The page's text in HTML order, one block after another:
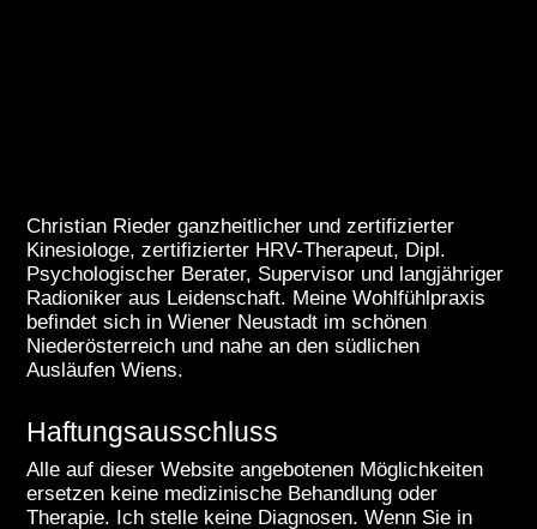
Christian Rieder ganzheitlicher und zertifizierter
Kinesiologe, zertifizierter HRV-Therapeut, Dipl.
Psychologischer Berater, Supervisor und langjähriger
Radioniker aus Leidenschaft. Meine Wohlfühlpraxis
befindet sich in Wiener Neustadt im schönen
Niederösterreich und nahe an den südlichen
Ausläufen Wiens.
Haftungsausschluss
Alle auf dieser Website angebotenen Möglichkeiten
ersetzen keine medizinische Behandlung oder
Therapie. Ich stelle keine Diagnosen. Wenn Sie in